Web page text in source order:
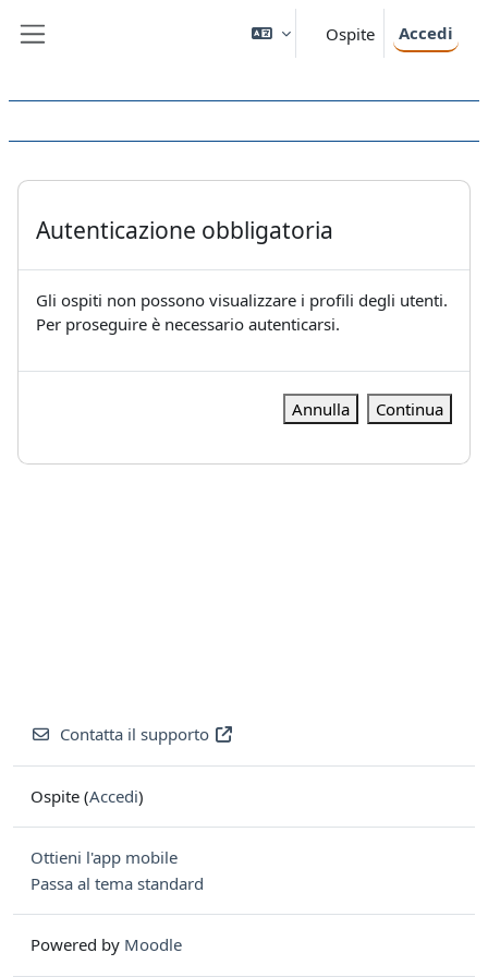
Ospite Accedi
Autenticazione obbligatoria
Gli ospiti non possono visualizzare i profili degli utenti.
Per proseguire è necessario autenticarsi.
Annulla Continua
Contatta il supporto
Ospite (Accedi)
Ottieni l'app mobile
Passa al tema standard
Powered by Moodle